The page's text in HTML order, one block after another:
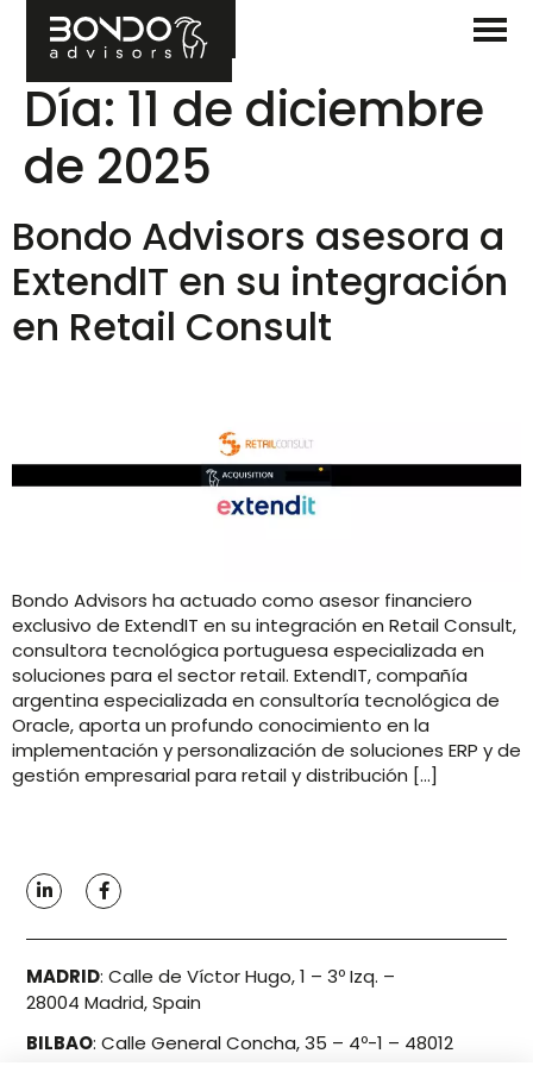
Día: 11 de diciembre
de 2025
Bondo Advisors asesora a
ExtendIT en su integración
en Retail Consult
Bondo Advisors ha actuado como asesor financiero
exclusivo de ExtendIT en su integración en Retail Consult,
consultora tecnológica portuguesa especializada en
soluciones para el sector retail. ExtendIT, compañía
argentina especializada en consultoría tecnológica de
Oracle, aporta un profundo conocimiento en la
implementación y personalización de soluciones ERP y de
gestión empresarial para retail y distribución […]
MADRID:Calle de Víctor Hugo, 1 – 3º Izq. –
28004 Madrid, Spain
BILBAO:Calle General Concha, 35 – 4º-1 – 48012